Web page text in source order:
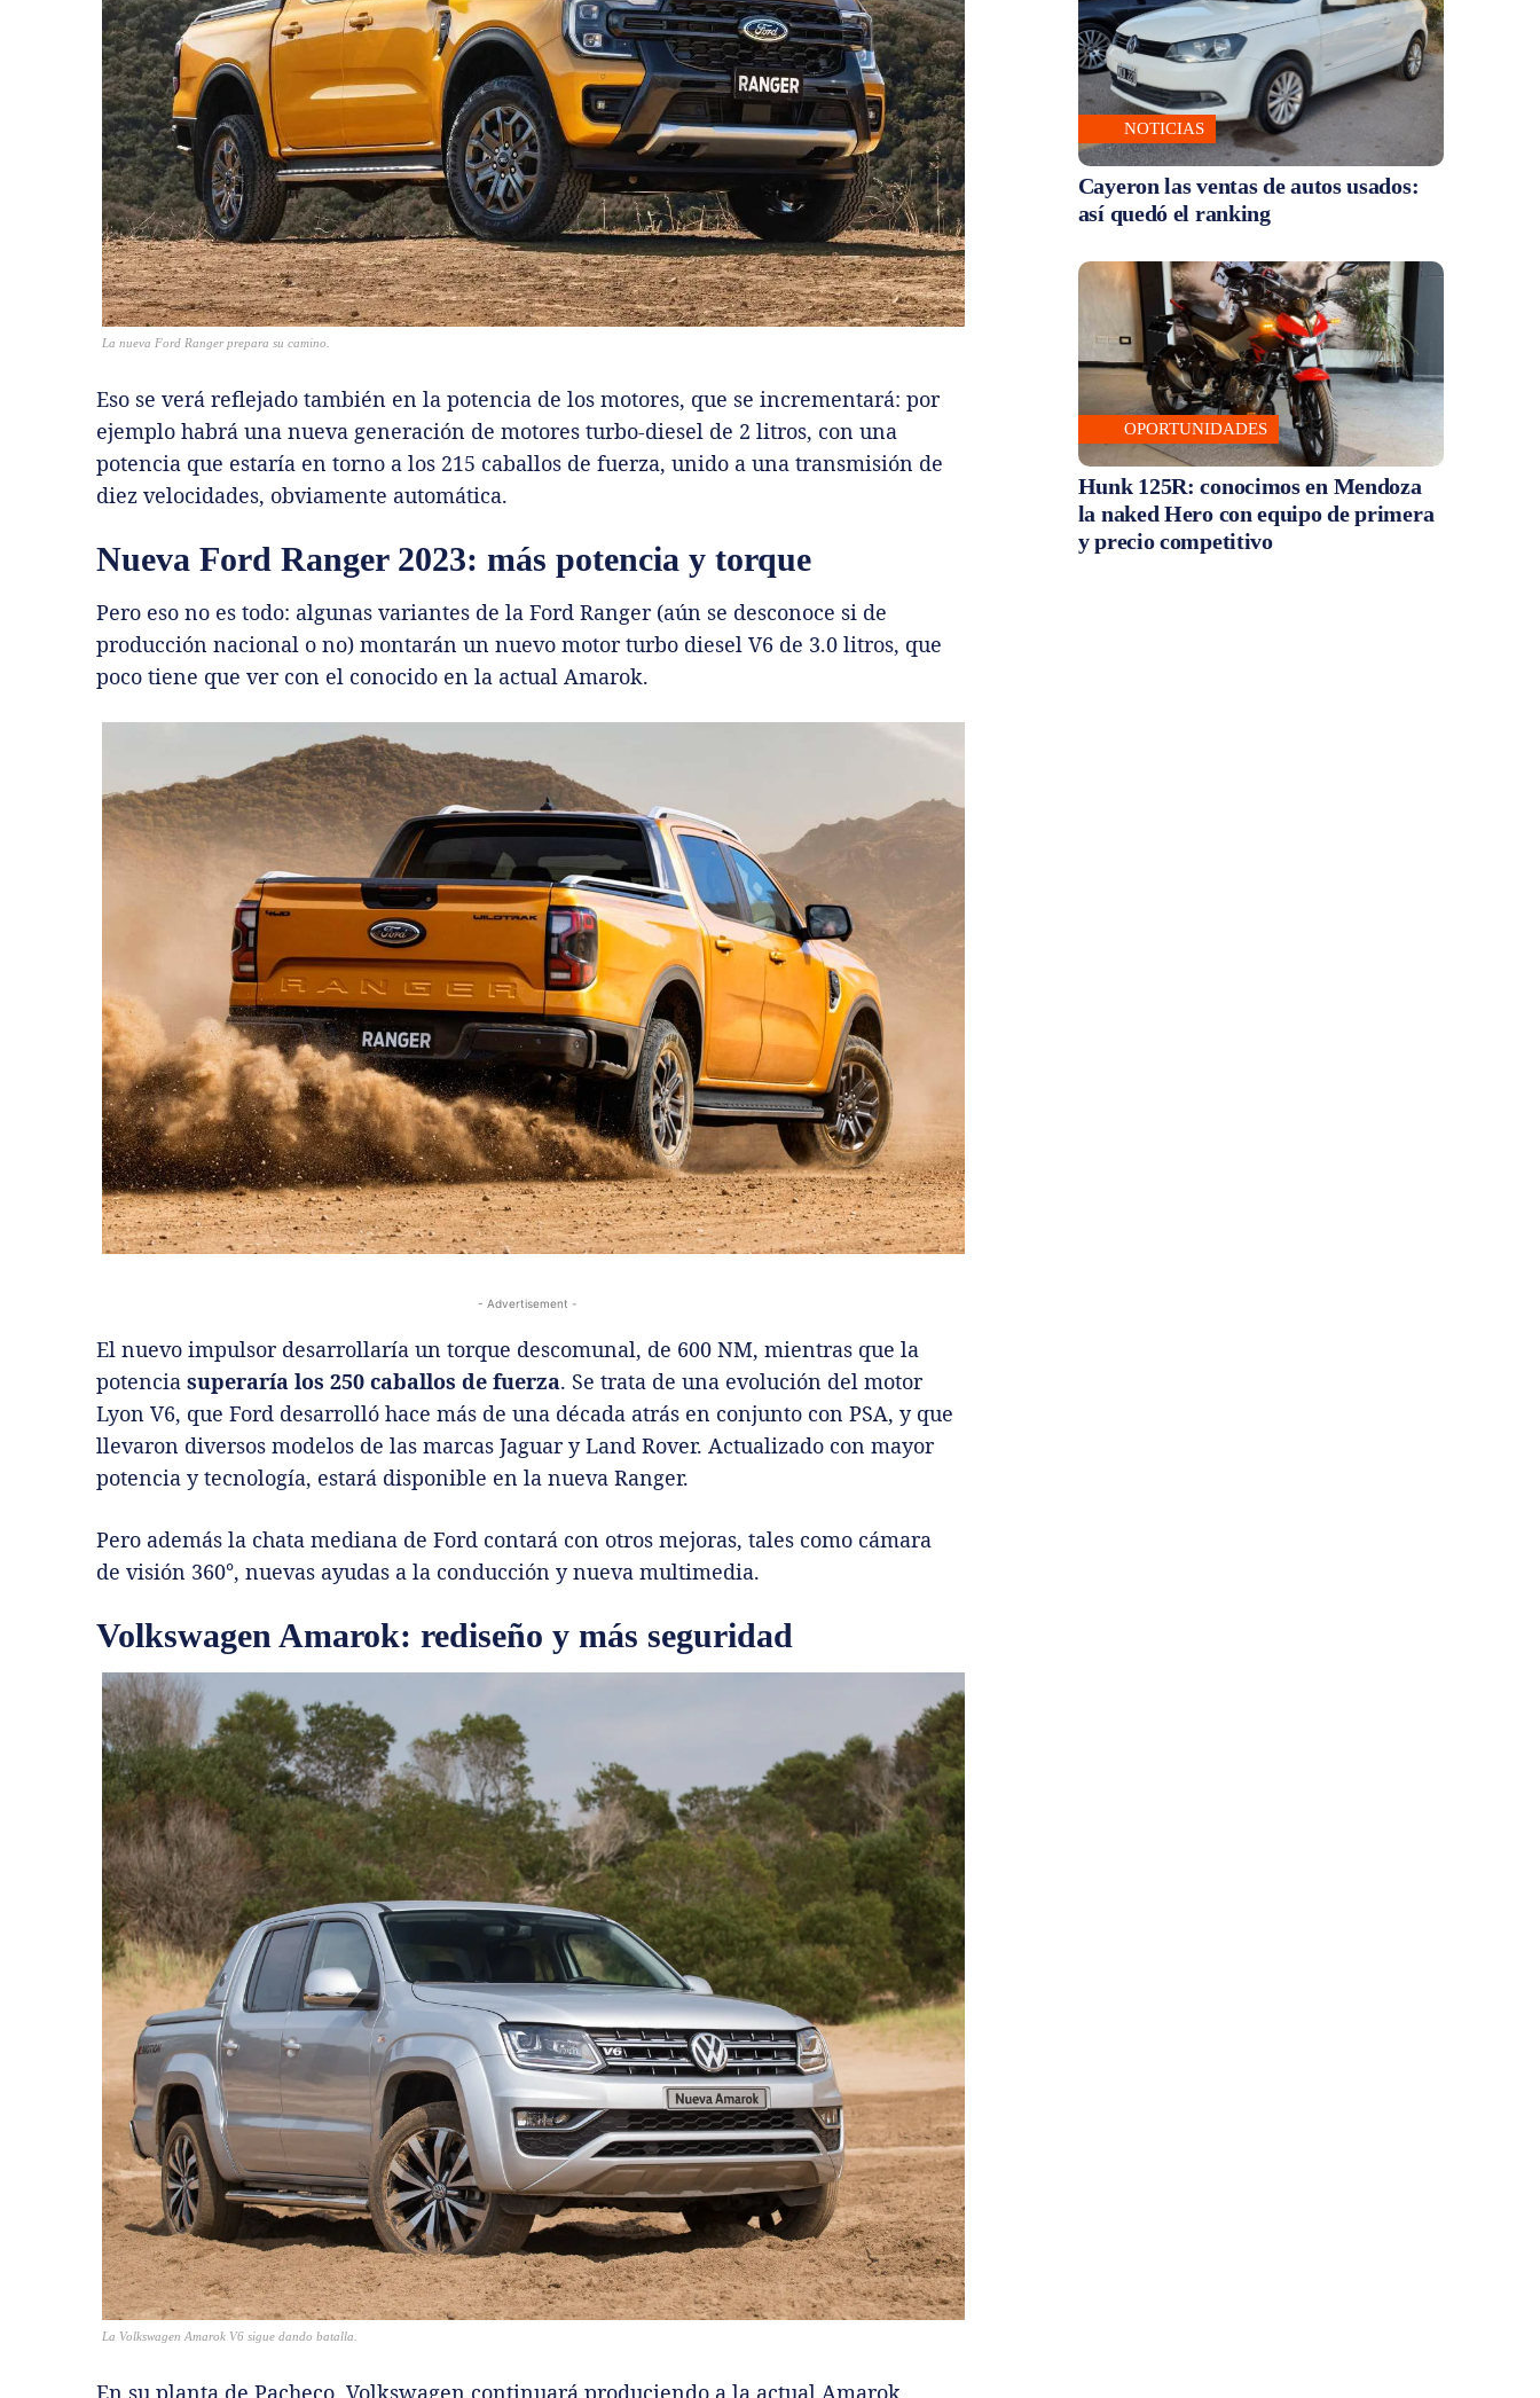
La nueva Ford Ranger prepara su camino.
Eso se verá reflejado también en la potencia de los motores, que se incrementará: por
ejemplo habrá una nueva generación de motores turbo-diesel de 2 litros, con una
potencia que estaría en torno a los 215 caballos de fuerza, unido a una transmisión de
diez velocidades, obviamente automática.
Nueva Ford Ranger 2023: más potencia y torque
Pero eso no es todo: algunas variantes de la Ford Ranger (aún se desconoce si de
producción nacional o no) montarán un nuevo motor turbo diesel V6 de 3.0 litros, que
poco tiene que ver con el conocido en la actual Amarok.
- Advertisement -
El nuevo impulsor desarrollaría un torque descomunal, de 600 NM, mientras que la
potencia superaría los 250 caballos de fuerza. Se trata de una evolución del motor
Lyon V6, que Ford desarrolló hace más de una década atrás en conjunto con PSA, y que
llevaron diversos modelos de las marcas Jaguar y Land Rover. Actualizado con mayor
potencia y tecnología, estará disponible en la nueva Ranger.
Pero además la chata mediana de Ford contará con otros mejoras, tales como cámara
de visión 360°, nuevas ayudas a la conducción y nueva multimedia.
Volkswagen Amarok: rediseño y más seguridad
La Volkswagen Amarok V6 sigue dando batalla.
En su planta de Pacheco, Volkswagen continuará produciendo a la actual Amarok,
NOTICIAS
Cayeron las ventas de autos usados:
así quedó el ranking
OPORTUNIDADES
Hunk 125R: conocimos en Mendoza
la naked Hero con equipo de primera
y precio competitivo